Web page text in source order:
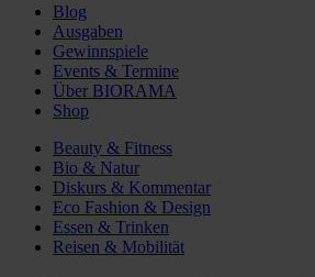
Blog
Ausgaben
Gewinnspiele
Events & Termine
Über BIORAMA
Shop
Beauty & Fitness
Bio & Natur
Diskurs & Kommentar
Eco Fashion & Design
Essen & Trinken
Reisen & Mobilität